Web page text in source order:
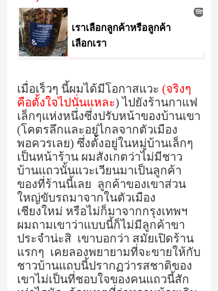
เมื่อเร็วๆ นี้ผมได้มีโอกาสแวะ (จริงๆ
คือตั้งใจไปนั่นแหละ) ไปยังร้านกาแฟ
เล็กๆแห่งหนึ่งซึ่งปรับหน้าของบ้านเขา
(โคตรลึกและอยู่ไกลจากตัวเมือง
พอควรเลย) ซึ่งตั้งอยู่ในหมู่บ้านเล็กๆ
เป็นหน้าร้าน ผมสังเกตว่าไม่มีชาว
บ้านแถวนั้นแวะเวียนมาเป็นลูกค้า
ของที่ร้านนี้เลย ลูกค้าของเขาส่วน
ใหญ่ขับรถมาจากในตัวเมือง
เชียงใหม่ หรือไม่ก็มาจากกรุงเทพฯ
ผมถามเขาว่าแบบนี้ก็ไม่มีลูกค้าขา
ประจำน่ะสิ เขาบอกว่า สมัยเปิดร้าน
แรกๆ เคยลองพยายามที่จะขายให้กับ
ชาวบ้านแถบนี้ปรากฏว่ารสชาติของ
เขาไม่เป็นที่ชอบใจของคนแถวนี้สัก